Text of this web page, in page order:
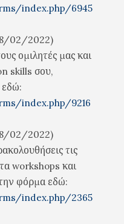
index.php/6945
02/2022)
ομιλητές μας και
skills σου,
index.php/9216
02/2022)
τις
workshops και
φόρμα εδώ:
index.php/2365